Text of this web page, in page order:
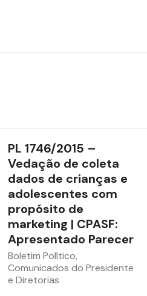
PL 1746/2015 –
Vedação de coleta
dados de crianças e
adolescentes com
propósito de
marketing | CPASF:
Apresentado Parecer
Boletim Político,
Comunicados do Presidente
e Diretorias